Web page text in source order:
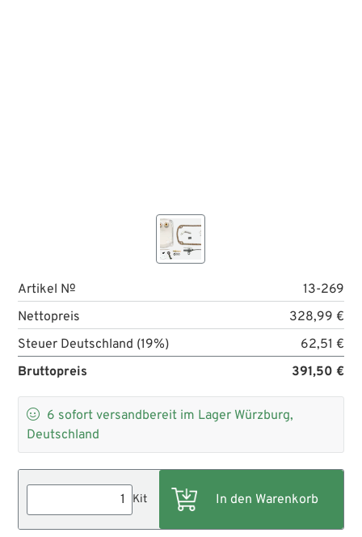
Artikel №
13-269
Nettopreis
328,99 €
Steuer Deutschland (19%)
62,51 €
Bruttopreis
391,50 €
 6 sofort versandbereit im Lager Würzburg,
Deutschland
Kit